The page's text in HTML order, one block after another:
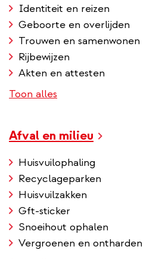
Identiteit en reizen
Geboorte en overlijden
Trouwen en samenwonen
Rijbewijzen
Akten en attesten
Toon alles
Afval en milieu
Huisvuilophaling
Recyclageparken
Huisvuilzakken
Gft-sticker
Snoeihout ophalen
Vergroenen en ontharden